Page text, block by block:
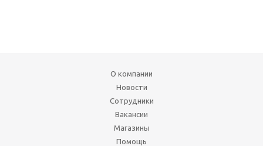
О компании
Новости
Сотрудники
Вакансии
Магазины
Помощь